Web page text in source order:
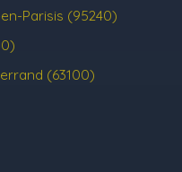
Parisis (95240)
(63100)